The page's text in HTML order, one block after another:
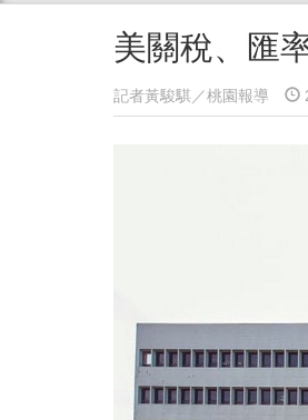
美關稅、匯
記者黃駿騏／桃園報導